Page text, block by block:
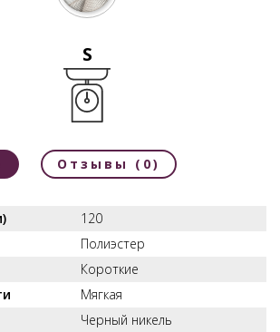
S
Отзывы (0)
120
Полиэстер
Короткие
Мягкая
Черный никель